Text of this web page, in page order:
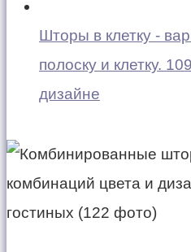
Шторы в клетку -
полоску и клетку.
дизайне